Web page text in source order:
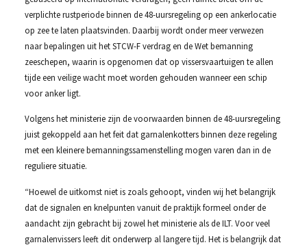
verplichte rustperiode binnen de 48-uursregeling op een ankerlocatie
op zee te laten plaatsvinden. Daarbij wordt onder meer verwezen
naar bepalingen uit het STCW-F verdrag en de Wet bemanning
zeeschepen, waarin is opgenomen dat op vissersvaartuigen te allen
tijde een veilige wacht moet worden gehouden wanneer een schip
voor anker ligt.
Volgens het ministerie zijn de voorwaarden binnen de 48-uursregeling
juist gekoppeld aan het feit dat garnalenkotters binnen deze regeling
met een kleinere bemanningssamenstelling mogen varen dan in de
reguliere situatie.
“Hoewel de uitkomst niet is zoals gehoopt, vinden wij het belangrijk
dat de signalen en knelpunten vanuit de praktijk formeel onder de
aandacht zijn gebracht bij zowel het ministerie als de ILT. Voor veel
garnalenvissers leeft dit onderwerp al langere tijd. Het is belangrijk dat